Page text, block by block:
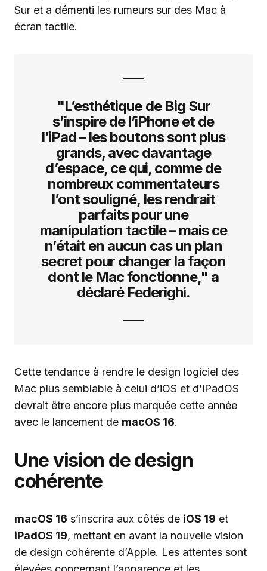
Sur et a démenti les rumeurs sur des Mac à
écran tactile.
"L’esthétique de Big Sur
s’inspire de l’iPhone et de
l’iPad – les boutons sont plus
grands, avec davantage
d’espace, ce qui, comme de
nombreux commentateurs
l’ont souligné, les rendrait
parfaits pour une
manipulation tactile – mais ce
n’était en aucun cas un plan
secret pour changer la façon
dont le Mac fonctionne," a
déclaré Federighi.
Cette tendance à rendre le design logiciel des
Mac plus semblable à celui d’iOS et d’iPadOS
devrait être encore plus marquée cette année
avec le lancement de macOS 16.
Une vision de design
cohérente
macOS 16 s’inscrira aux côtés de iOS 19 et
iPadOS 19, mettant en avant la nouvelle vision
de design cohérente d’Apple. Les attentes sont